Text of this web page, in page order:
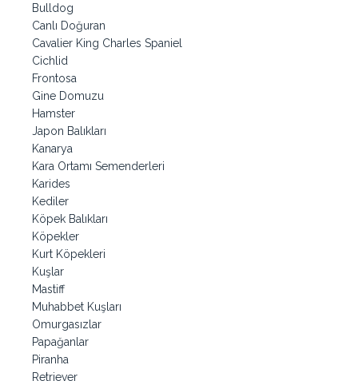
Bulldog
Canlı Doğuran
Cavalier King Charles Spaniel
Cichlid
Frontosa
Gine Domuzu
Hamster
Japon Balıkları
Kanarya
Kara Ortamı Semenderleri
Karides
Kediler
Köpek Balıkları
Köpekler
Kurt Köpekleri
Kuşlar
Mastiff
Muhabbet Kuşları
Omurgasızlar
Papağanlar
Piranha
Retriever